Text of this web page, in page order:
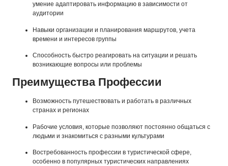
умение адаптировать информацию в зависимости от
аудитории
Навыки организации и планирования маршрутов, учета
времени и интересов группы
Способность быстро реагировать на ситуации и решать
возникающие вопросы или проблемы
Преимущества Профессии
Возможность путешествовать и работать в различных
странах и регионах
Рабочие условия, которые позволяют постоянно общаться с
людьми и знакомиться с разными культурами
Востребованность профессии в туристической сфере,
особенно в популярных туристических направлениях